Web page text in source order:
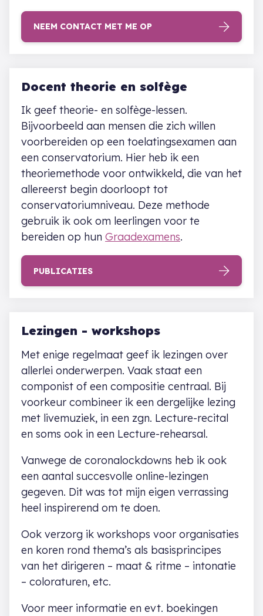
NEEM CONTACT MET ME OP
Docent theorie en solfège
Ik geef theorie- en solfège-lessen.
Bijvoorbeeld aan mensen die zich willen
voorbereiden op een toelatingsexamen aan
een conservatorium. Hier heb ik een
theoriemethode voor ontwikkeld, die van het
allereerst begin doorloopt tot
conservatoriumniveau. Deze methode
gebruik ik ook om leerlingen voor te
bereiden op hun Graadexamens.
PUBLICATIES
Lezingen - workshops
Met enige regelmaat geef ik lezingen over
allerlei onderwerpen. Vaak staat een
componist of een compositie centraal. Bij
voorkeur combineer ik een dergelijke lezing
met livemuziek, in een zgn. Lecture-recital
en soms ook in een Lecture-rehearsal.
Vanwege de coronalockdowns heb ik ook
een aantal succesvolle online-lezingen
gegeven. Dit was tot mijn eigen verrassing
heel inspirerend om te doen.
Ook verzorg ik workshops voor organisaties
en koren rond thema’s als basisprincipes
van het dirigeren – maat & ritme – intonatie
– coloraturen, etc.
Voor meer informatie en evt. boekingen